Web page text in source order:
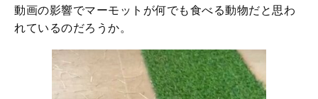
動画の影響でマーモットが何でも食べる動物だと思わ
れているのだろうか。